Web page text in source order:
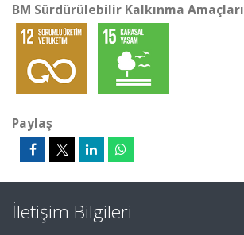
BM Sürdürülebilir Kalkınma Amaçları
Paylaş
İletişim Bilgileri